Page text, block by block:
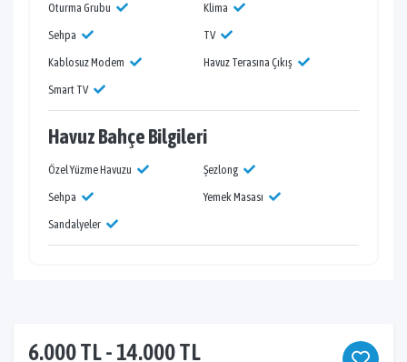
Oturma Grubu
Klima
Sehpa
TV
Kablosuz Modem
Havuz Terasına Çıkış
Smart TV
Havuz Bahçe Bilgileri
Özel Yüzme Havuzu
Şezlong
Sehpa
Yemek Masası
Sandalyeler
6.000 TL - 14.000 TL